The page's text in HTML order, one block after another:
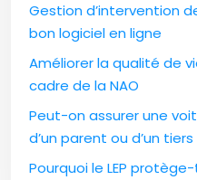
Gestion d’intervention
bon logiciel en ligne
Améliorer la qualité de
cadre de la NAO
Peut-on assurer une
d’un parent ou d’un tiers
Pourquoi le LEP